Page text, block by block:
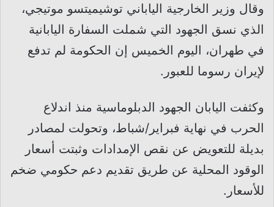
وقال وزير الخارجية الياباني توشيميتسو موتيجي،
الذي نسق الجهود التي شملت السفارة اليابانية
في طهران، اليوم الخميس إن الحكومة لم تدفع
لإيران رسوما للعبور.
وكثفت اليابان الجهود الدبلوماسية منذ اندلاع
الحرب في نهاية فبراير/شباط، وتحولت لمصادر
بديلة للتعويض عن نقص الإمدادات وثبتت أسعار
الوقود المحلية عن طريق تقديم دعم حكومي ضخم
للأسعار.